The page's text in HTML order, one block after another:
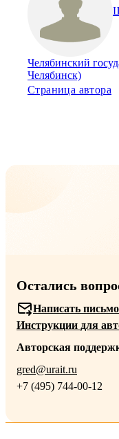
Челябинский
Челябинск)
Страница автора
Остались
Написать
Инструкции для
Авторская
gred@urait.ru
+7 (495) 744-00-12